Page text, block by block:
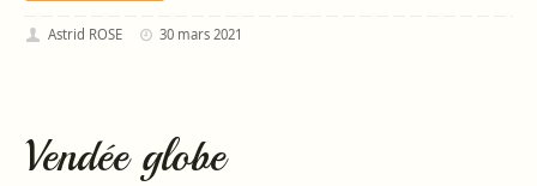
Astrid ROSE 30 mars 2021
Vendée globe